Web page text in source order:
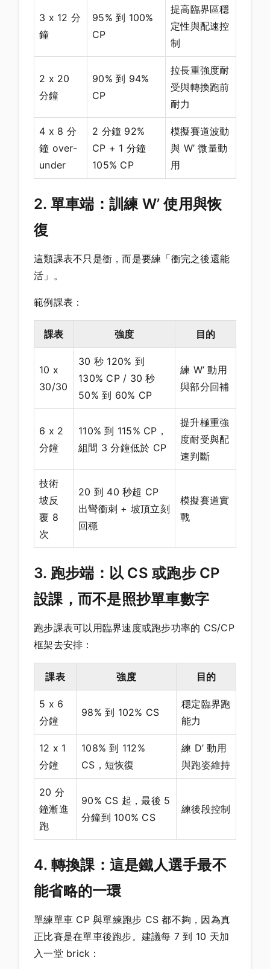
3 x 12 分
鐘
95% 到 100%
CP
提高臨界區穩
定性與配速控
制
2 x 20
分鐘
90% 到 94%
CP
拉長重強度耐
受與轉換跑前
耐力
4 x 8 分
鐘 over-
under
2 分鐘 92%
CP + 1 分鐘
105% CP
模擬賽道波動
與 W’ 微量動
用
2. 單車端：訓練 W’ 使用與恢
復
這類課表不只是衝，而是要練「衝完之後還能
活」。
範例課表：
課表 強度 目的
10 x
30/30
30 秒 120% 到
130% CP / 30 秒
50% 到 60% CP
練 W’ 動用
與部分回補
6 x 2
分鐘
110% 到 115% CP，
組間 3 分鐘低於 CP
提升極重強
度耐受與配
速判斷
技術
坡反
覆 8
次
20 到 40 秒超 CP
出彎衝刺 + 坡頂立刻
回穩
模擬賽道實
戰
3. 跑步端：以 CS 或跑步 CP
設課，而不是照抄單車數字
跑步課表可以用臨界速度或跑步功率的 CS/CP
框架去安排：
課表 強度 目的
5 x 6
分鐘
98% 到 102% CS
穩定臨界跑
能力
12 x 1
分鐘
108% 到 112%
CS，短恢復
練 D’ 動用
與跑姿維持
20 分
鐘漸進
跑
90% CS 起，最後 5
分鐘到 100% CS
練後段控制
4. 轉換課：這是鐵人選手最不
能省略的一環
單練單車 CP 與單練跑步 CS 都不夠，因為真
正比賽是在單車後跑步。建議每 7 到 10 天加
入一堂 brick：